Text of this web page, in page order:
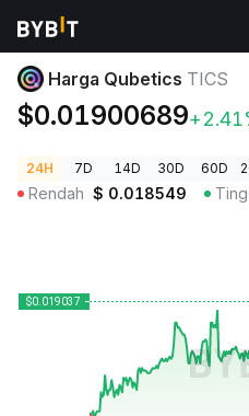
Harga Kripto
Harga Qubetics TICS
$0.01900689
24H 7D 14D 30D 60D
Rendah $ 0.018549